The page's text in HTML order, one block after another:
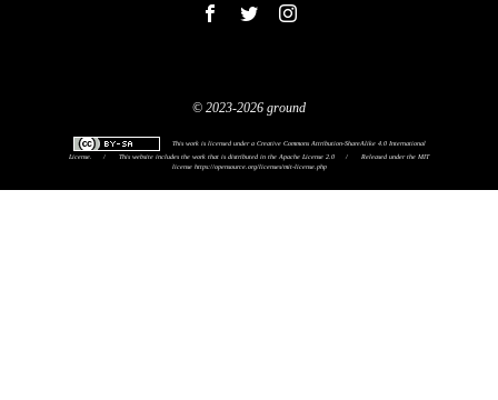
© 2023-2026 ground
This work is licensed under a Creative Commons Attribution-ShareAlike 4.0 International
License / This website includes the work that is distributed in the Apache License 2.0 /
Released under the MIT
license https://opensource.org/licenses/mit-license.php